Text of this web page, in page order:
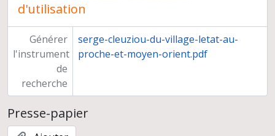
d'utilisation
Générer
l'instrument
de
recherche
serge-cleuziou-du-village-letat-au-
proche-et-moyen-orient.pdf
Presse-papier